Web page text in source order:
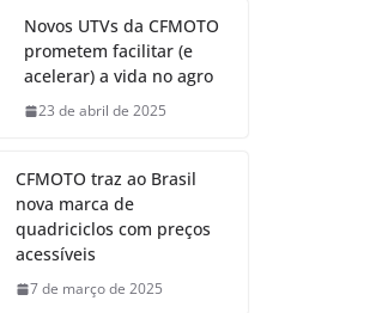
Novos UTVs da CFMOTO
prometem facilitar (e
acelerar) a vida no agro
23 de abril de 2025
CFMOTO traz ao Brasil
nova marca de
quadriciclos com preços
acessíveis
7 de março de 2025